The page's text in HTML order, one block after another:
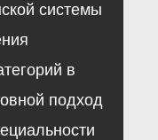
системы
в
подход